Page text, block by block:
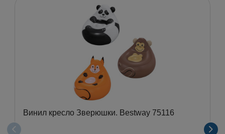
Винил кресло Зверюшки. Bestway 75116